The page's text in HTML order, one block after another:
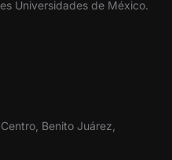
Universidades de México.
Benito Juárez,